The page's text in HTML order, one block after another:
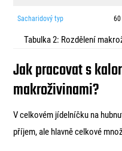
Sacharidový typ 60
Tabulka 2: Rozdělení
Jak pracovat s
makroživinami?
V celkovém jídelníčku na
příjem, ale hlavně celkové